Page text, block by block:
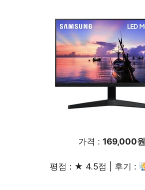
가격 : 169,000원
평점 : ★ 4.5점 | 후기 :